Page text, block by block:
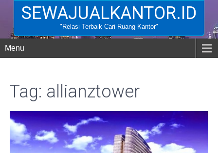
SEWAJUALKANTOR.ID
"Relasi Terbaik Cari Ruang Kantor"
Menu
Tag: allianztower